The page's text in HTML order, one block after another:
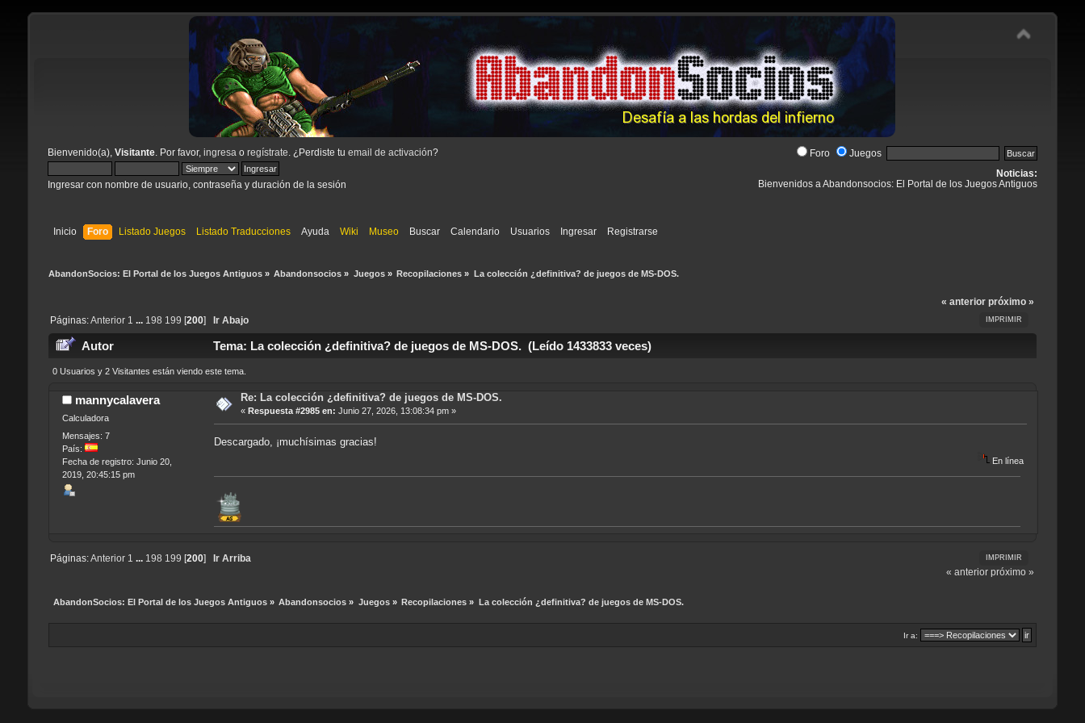
Bienvenido(a), Visitante. Por favor, ingresa o regístrate . ¿Perdiste tu email de activación?
Ingresar con nombre de usuario, contraseña y duración de la sesión
Foro Juegos
Noticias:
Bienvenidos a Abandonsocios: El Portal de los Juegos Antiguos
Inicio Foro Listado Juegos Listado Traducciones Ayuda Wiki Museo Buscar Calendario Usuarios Ingresar Registrarse
AbandonSocios: El Portal de los Juegos Antiguos» Abandonsocios » Juegos» Recopilaciones » La colección ¿definitiva? de juegos de MS-DOS.
« anterior próximo »
IMPRIMIR
Páginas:Anterior 1 ... 198 199 200] Ir Abajo
Autor Tema: La colección ¿definitiva? de juegos de MS-DOS. (Leído 1433833 veces)
0 Usuarios y 2 Visitantes están viendo este tema.
mannycalavera
Calculadora
Mensajes: 7
País:
Fecha de registro: Junio 20,
2019, 20:45:15 pm
Re: La colección ¿definitiva? de juegos de MS-DOS.
« Respuesta #2985 en: Junio 27, 2026, 13:08:34 pm »
Descargado, ¡muchísimas gracias!
En línea
IMPRIMIR
Páginas:Anterior 1 ... 198 199 [200]
Ir Arriba
« anterior próximo »
AbandonSocios: El Portal de los Juegos Antiguos» Abandonsocios » Juegos» Recopilaciones » La colección ¿definitiva? de juegos de MS-DOS.
Ir a: